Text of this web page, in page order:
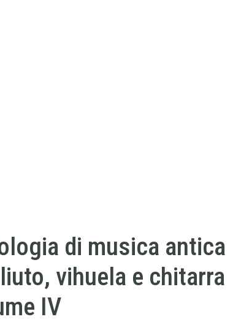
di musica antica
vihuela e chitarra
IV